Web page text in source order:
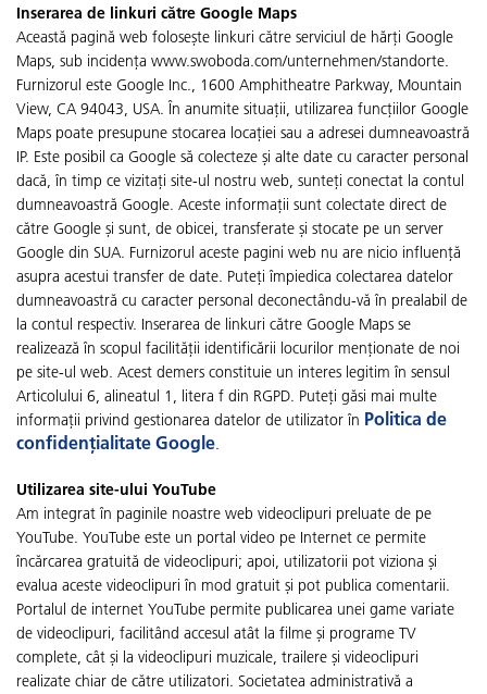
Inserarea de linkuri către Google Maps
Această pagină web folosește linkuri către serviciul de hărți Google
Maps, sub incidența www.swoboda.com/unternehmen/standorte.
Furnizorul este Google Inc., 1600 Amphitheatre Parkway, Mountain
View, CA 94043, USA. În anumite situații, utilizarea funcțiilor Google
Maps poate presupune stocarea locației sau a adresei dumneavoastră
IP. Este posibil ca Google să colecteze și alte date cu caracter personal
dacă, în timp ce vizitați site-ul nostru web, sunteți conectat la contul
dumneavoastră Google. Aceste informații sunt colectate direct de
către Google și sunt, de obicei, transferate și stocate pe un server
Google din SUA. Furnizorul aceste pagini web nu are nicio influență
asupra acestui transfer de date. Puteți împiedica colectarea datelor
dumneavoastră cu caracter personal deconectându-vă în prealabil de
la contul respectiv. Inserarea de linkuri către Google Maps se
realizează în scopul facilității identificării locurilor menționate de noi
pe site-ul web. Acest demers constituie un interes legitim în sensul
Articolului 6, alineatul 1, litera f din RGPD. Puteți găsi mai multe
informații privind gestionarea datelor de utilizator în Politica de
confidențialitate Google.
Utilizarea site-ului YouTube
Am integrat în paginile noastre web videoclipuri preluate de pe
YouTube. YouTube este un portal video pe Internet ce permite
încărcarea gratuită de videoclipuri; apoi, utilizatorii pot viziona și
evalua aceste videoclipuri în mod gratuit și pot publica comentarii.
Portalul de internet YouTube permite publicarea unei game variate
de videoclipuri, facilitând accesul atât la filme și programe TV
complete, cât și la videoclipuri muzicale, trailere și videoclipuri
realizate chiar de către utilizatori. Societatea administrativă a